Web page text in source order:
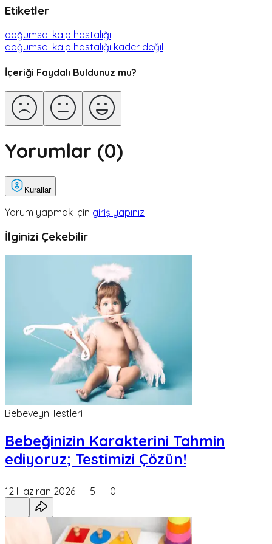
Etiketler
doğumsal kalp hastalığı
doğumsal kalp hastalığı kader değil
İçeriği Faydalı Buldunuz mu?
Yorumlar (0)
Kurallar
Yorum yapmak için giriş yapınız
İlginizi Çekebilir
Bebeveyn Testleri
Bebeğinizin Karakterini Tahmin
ediyoruz; Testimizi Çözün!
12 Haziran 2026 5 0